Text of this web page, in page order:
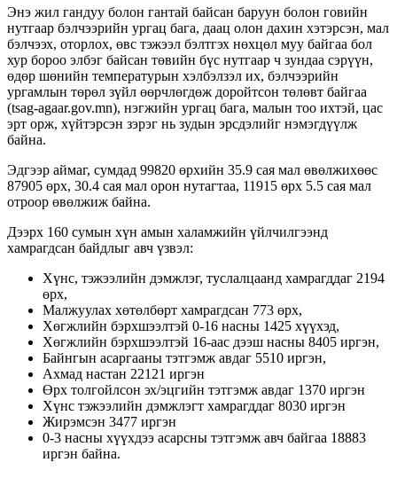
Энэ жил гандуу болон гантай байсан баруун болон говийн
нутгаар бэлчээрийн ургац бага, даац олон дахин хэтэрсэн, мал
бэлчээх, оторлох, өвс тэжээл бэлтгэх нөхцөл муу байгаа бол
хур бороо элбэг байсан төвийн бүс нутгаар ч зундаа сэрүүн,
өдөр шөнийн температурын хэлбэлзэл их, бэлчээрийн
ургамлын төрөл зүйл өөрчлөгдөж доройтсон төлөвт байгаа
(tsag-agaar.gov.mn), нэгжийн ургац бага, малын тоо ихтэй, цас
эрт орж, хүйтэрсэн зэрэг нь зудын эрсдэлийг нэмэгдүүлж
байна.
Эдгээр аймаг, сумдад 99820 өрхийн 35.9 сая мал өвөлжихөөс
87905 өрх, 30.4 сая мал орон нутагтаа, 11915 өрх 5.5 сая мал
отроор өвөлжиж байна.
Дээрх 160 сумын хүн амын халамжийн үйлчилгээнд
хамрагдсан байдлыг авч үзвэл:
Хүнс, тэжээлийн дэмжлэг, туслалцаанд хамрагддаг 2194
өрх,
Малжуулах хөтөлбөрт хамрагдсан 773 өрх,
Хөгжлийн бэрхшээлтэй 0-16 насны 1425 хүүхэд,
Хөгжлийн бэрхшээлтэй 16-аас дээш насны 8405 иргэн,
Байнгын асаргааны тэтгэмж авдаг 5510 иргэн,
Ахмад настан 22121 иргэн
Өрх толгойлсон эх/эцгийн тэтгэмж авдаг 1370 иргэн
Хүнс тэжээлийн дэмжлэгт хамрагддаг 8030 иргэн
Жирэмсэн 3477 иргэн
0-3 насны хүүхдээ асарсны тэтгэмж авч байгаа 18883
иргэн байна.